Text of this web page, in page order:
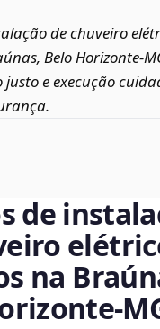
de chuveiro
Belo
e execução
de
na